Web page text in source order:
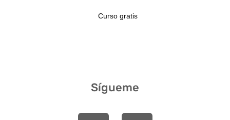
Curso gratis
Sígueme